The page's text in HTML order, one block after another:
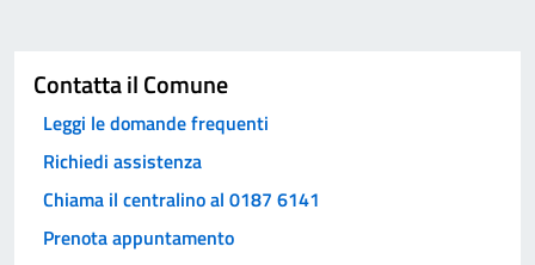
Contatta il Comune
Leggi le domande frequenti
Richiedi assistenza
Chiama il centralino al 0187 6141
Prenota appuntamento